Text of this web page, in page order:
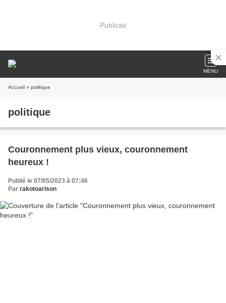
Publicité
MENU
Accueil » politique
politique
Couronnement plus vieux, couronnement
heureux !
Publié le 07/05/2023 à 07:46
Par rakotoarison